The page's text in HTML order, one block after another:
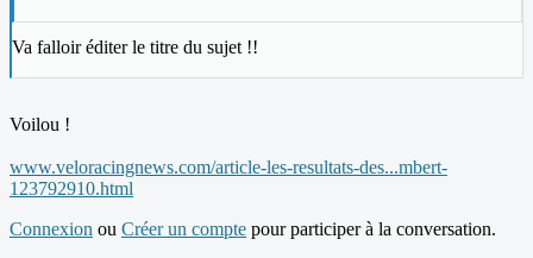
Va falloir éditer le titre du sujet !!
Voilou !
www.veloracingnews.com/article-les-resultats-des...mbert-
123792910.html
Connexion ou Créer un compte pour participer à la conversation.